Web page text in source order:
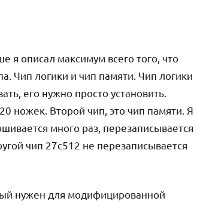
я описал максимум всего того, что
Чип логики и чип памяти. Чип логики
его нужно просто установить.
ножек. Второй чип, это чип памяти. Я
много раз, перезаписывается
чип 27c512 не перезаписывается
нужен для модифицированной